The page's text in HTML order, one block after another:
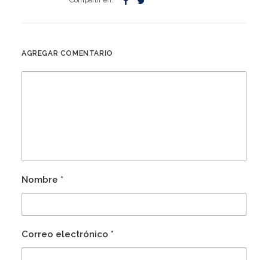
AGREGAR COMENTARIO
Nombre *
Correo electrónico *